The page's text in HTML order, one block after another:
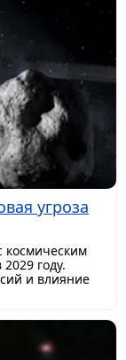
угроза
космическим
году.
и влияние